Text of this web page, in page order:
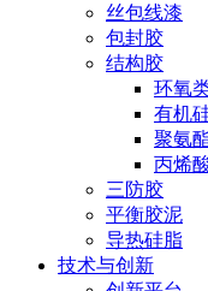
丝包线漆
包封胶
结构胶
环氧
有机
聚氨
丙烯
三防胶
平衡胶泥
导热硅脂
技术与创新